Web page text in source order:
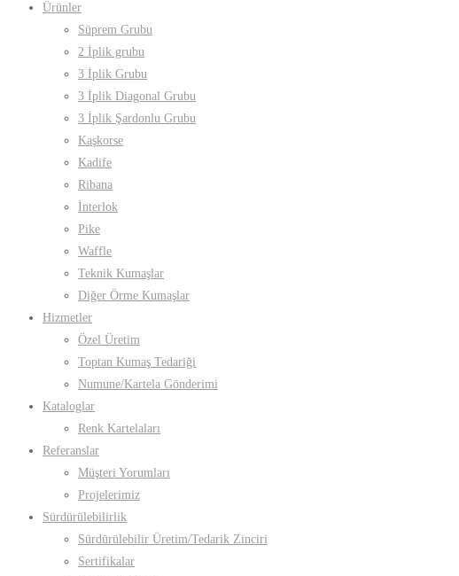
Ürünler
Süprem Grubu
2 İplik grubu
3 İplik Grubu
3 İplik Diagonal Grubu
3 İplik Şardonlu Grubu
Kaşkorse
Kadife
Ribana
İnterlok
Pike
Waffle
Teknik Kumaşlar
Diğer Örme Kumaşlar
Hizmetler
Özel Üretim
Toptan Kumaş Tedariği
Numune/Kartela Gönderimi
Kataloglar
Renk Kartelaları
Referanslar
Müşteri Yorumları
Projelerimiz
Sürdürülebilirlik
Sürdürülebilir Üretim/Tedarik Zinciri
Sertifikalar